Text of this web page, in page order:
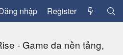
nhập Register
- Game đa nền tảng,